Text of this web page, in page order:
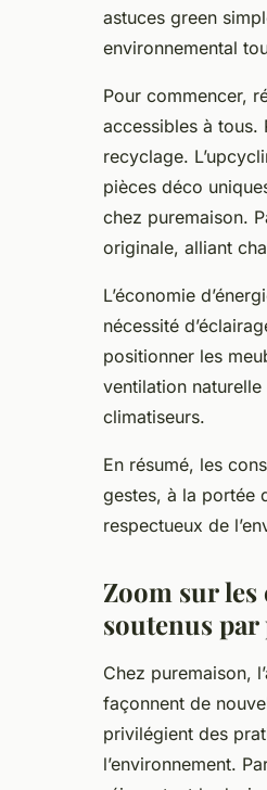
astuces green
environnemental
Pour commencer,
accessibles à tous.
recyclage.
pièces déco
chez puremaison.
originale, alliant
L’économie
nécessité
positionner les
ventilation
climatiseurs.
En résumé, les
gestes, à la portée
respectueux de
Zoom sur
soutenus
Chez puremaison,
façonnent de
privilégient des
l’environnement.